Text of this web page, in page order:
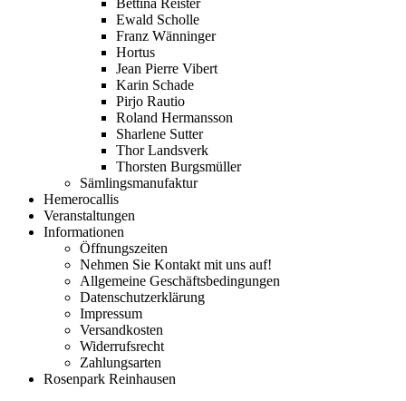
Bettina Reister
Ewald Scholle
Franz Wänninger
Hortus
Jean Pierre Vibert
Karin Schade
Pirjo Rautio
Roland Hermansson
Sharlene Sutter
Thor Landsverk
Thorsten Burgsmüller
Sämlingsmanufaktur
Hemerocallis
Veranstaltungen
Informationen
Öffnungszeiten
Nehmen Sie Kontakt mit uns auf!
Allgemeine Geschäftsbedingungen
Datenschutzerklärung
Impressum
Versandkosten
Widerrufsrecht
Zahlungsarten
Rosenpark Reinhausen